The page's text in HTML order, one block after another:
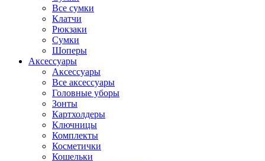
Все сумки
Клатчи
Рюкзаки
Сумки
Шоперы
Аксессуары
Аксессуары
Все аксессуары
Головные уборы
Зонты
Картхолдеры
Ключницы
Комплекты
Косметички
Кошельки